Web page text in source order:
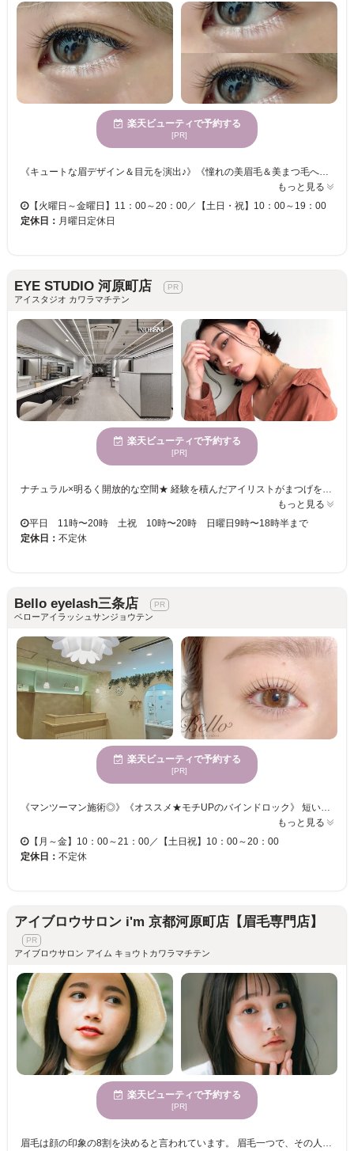
楽天ビューティで予約する
[PR]
《キュートな眉デザイン＆目元を演出♪》《憧れの美眉毛＆美まつ毛へ☆彡》 【”こうなりたい！”をお聞かせ下さい☆ライフスタイルに合わせた最適なスタイルをお作りさせて頂きます☆】 お好みの本数をお選びください☆彡華やかなフサフサまつげになれる♪ マツエクが苦手な方には・・・まつげパーマはいかがですか？ 瞳の魅力を引き出すお手伝いをしてくれる！まつ毛をいたわりながら施術いたします！ 気分に合わせて目元の印象をチェンジしませんか？お気軽にご来店くださいませ。
もっと見る
【火曜日～金曜日】11：00～20：00／【土日・祝】10：00～19：00
定休日： 月曜日定休日
EYE STUDIO 河原町店
アイスタジオ カワラマチテン
楽天ビューティで予約する
[PR]
ナチュラル×明るく開放的な空間★ 経験を積んだアイリストがまつげを労りながら丁寧に施術します。 カウンセリングでは些細なお悩みや不明点をご相談ください。 それぞれの状態や形にピッタリのエクステをセレクトします。 センスが詰まった周りと差がつく目元を堪能・・・♪♪ 初心者様もマツエクデビューにいかがでしょうか。お客様のご来店お待ちしております♪
もっと見る
平日 11時〜20時 土祝 10時〜20時 日曜日9時〜18時半まで
定休日： 不定休
Bello eyelash三条店
ベローアイラッシュサンジョウテン
楽天ビューティで予約する
[PR]
もっと見る
【月～金】10：00～21：00／【土日祝】10：00～20：00
定休日： 不定休
アイブロウサロン i'm 京都河原町店【眉毛専門店】
アイブロウサロン アイム キョウトカワラマチテン
楽天ビューティで予約する
[PR]